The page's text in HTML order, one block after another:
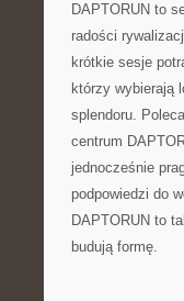
DAPTORUN to
radości
krótkie sesje
którzy wybierają
splendoru.
centrum
jednocześnie
podpowiedzi do
DAPTORUN to
budują formę.